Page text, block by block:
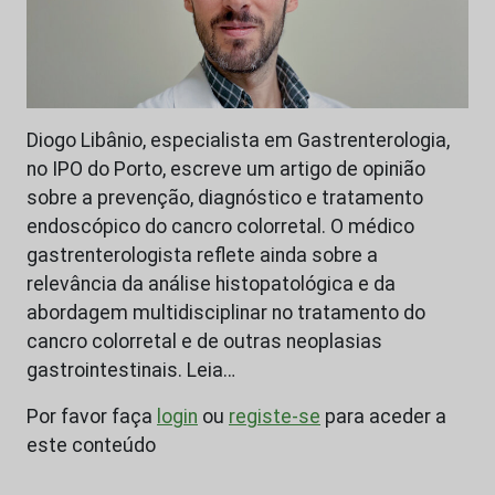
Diogo Libânio, especialista em Gastrenterologia,
no IPO do Porto, escreve um artigo de opinião
sobre a prevenção, diagnóstico e tratamento
endoscópico do cancro colorretal. O médico
gastrenterologista reflete ainda sobre a
relevância da análise histopatológica e da
abordagem multidisciplinar no tratamento do
cancro colorretal e de outras neoplasias
gastrointestinais. Leia…
Por favor faça login ou registe-se para aceder a
este conteúdo